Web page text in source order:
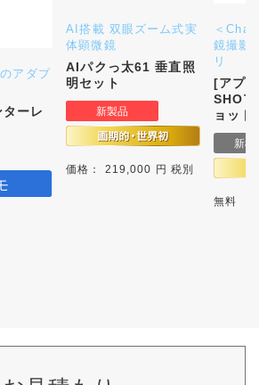
アダプ
ーレ
AI搭載 双眼ズーム式実
体顕微鏡
AIパクっ太61 垂直照
明セット
価格： 219,000 円 税別
＜
鏡撮影
リ
[アプ
ョット
無料